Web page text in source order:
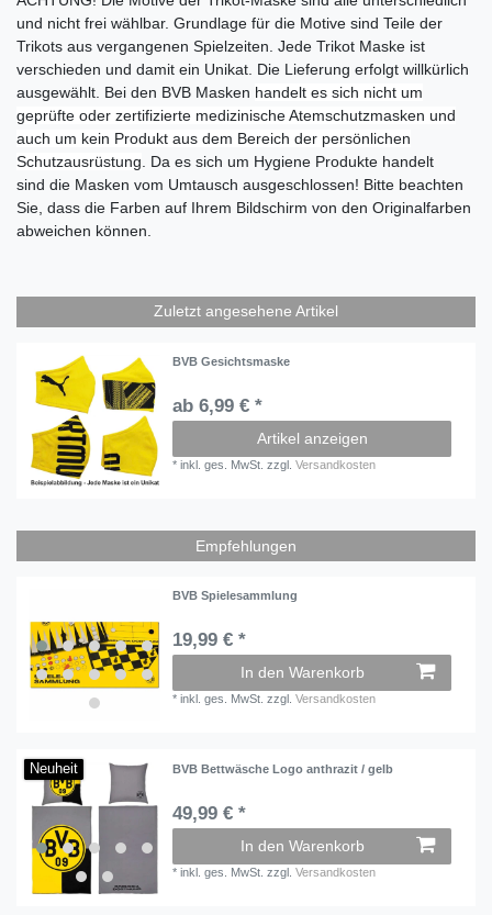
und nicht frei wählbar. Grundlage für die Motive sind Teile der
Trikots aus vergangenen Spielzeiten. Jede Trikot Maske ist
verschieden und damit ein Unikat. Die Lieferung erfolgt willkürlich
ausgewählt. Bei den BVB Masken handelt es sich nicht um
geprüfte oder zertifizierte medizinische Atemschutzmasken und
auch um kein Produkt aus dem Bereich der persönlichen
Schutzausrüstung . Da es sich um Hygiene Produkte handelt
sind die Masken vom Umtausch ausgeschlossen! Bitte beachten
Sie, dass die Farben auf Ihrem Bildschirm von den Originalfarben
abweichen können.
Zuletzt angesehene Artikel
BVB Gesichtsmaske
ab 6,99 € *
Artikel anzeigen
*inkl. ges. MwSt. zzgl.Versandkosten
Empfehlungen
BVB Spielesammlung
19,99 € *
In den Warenkorb
*inkl. ges. MwSt. zzgl.Versandkosten
Neuheit BVB Bettwäsche Logo anthrazit / gelb
49,99 € *
In den Warenkorb
*inkl. ges. MwSt. zzgl.Versandkosten